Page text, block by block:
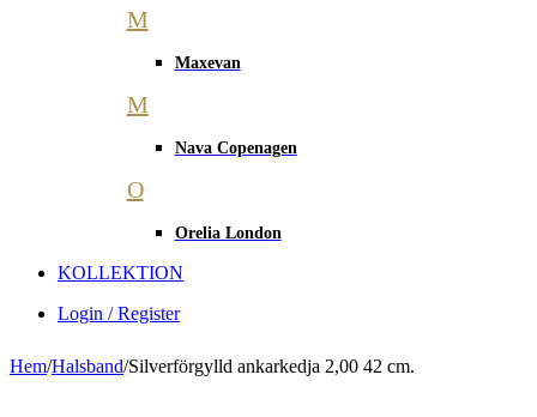
M
Maxevan
M
Nava Copenagen
O
Orelia London
KOLLEKTION
Login / Register
Hem/Halsband/Silverförgylld ankarkedja 2,00 42 cm.